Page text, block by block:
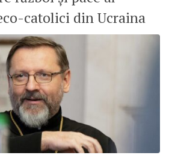
catolici din Ucraina